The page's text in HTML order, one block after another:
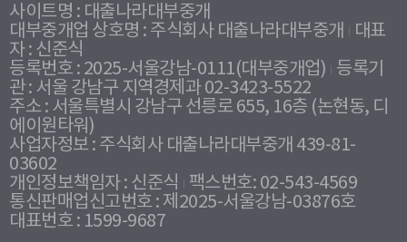
사이트명 : 대출나라대부중개
대부중개업 상호명 : 주식회사 대출나라대부중개
대표
자 : 신준식
등록번호 : 2025-서울강남-0111(대부중개업) 등록기
관 : 서울 강남구 지역경제과 02-3423-5522
주소 : 서울특별시 강남구 선릉로 655, 16층 (논현동, 디
에이원타워)
사업자정보 : 주식회사 대출나라대부중개 439-81-
03602
개인정보책임자 : 신준식
팩스번호: 02-543-4569
통신판매업신고번호 : 제2025-서울강남-03876호
대표번호 : 1599-9687